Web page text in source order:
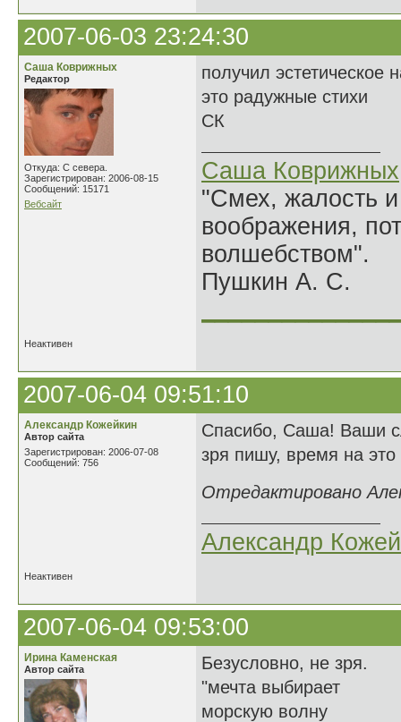
2007-06-03 23:24:30
Саша Коврижных
Редактор
Откуда: С севера.
Зарегистрирован: 2006-08-15
Сообщений: 15171
Вебсайт
получил эстетическое
это радужные стихи
СК
Саша Коврижных
"Смех, жалость
воображения,
волшебством".
Пушкин А. С.
Неактивен
2007-06-04 09:51:10
Александр Кожейкин
Автор сайта
Зарегистрирован: 2006-07-08
Сообщений: 756
Спасибо, Саша! Ваши
зря пишу, время на это
Отредактировано
Александр
Неактивен
2007-06-04 09:53:00
Ирина Каменская
Автор сайта
Безусловно, не зря.
"мечта выбирает
морскую волну